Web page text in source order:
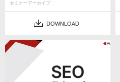
セミナーアーカイブ
DOWNLOAD